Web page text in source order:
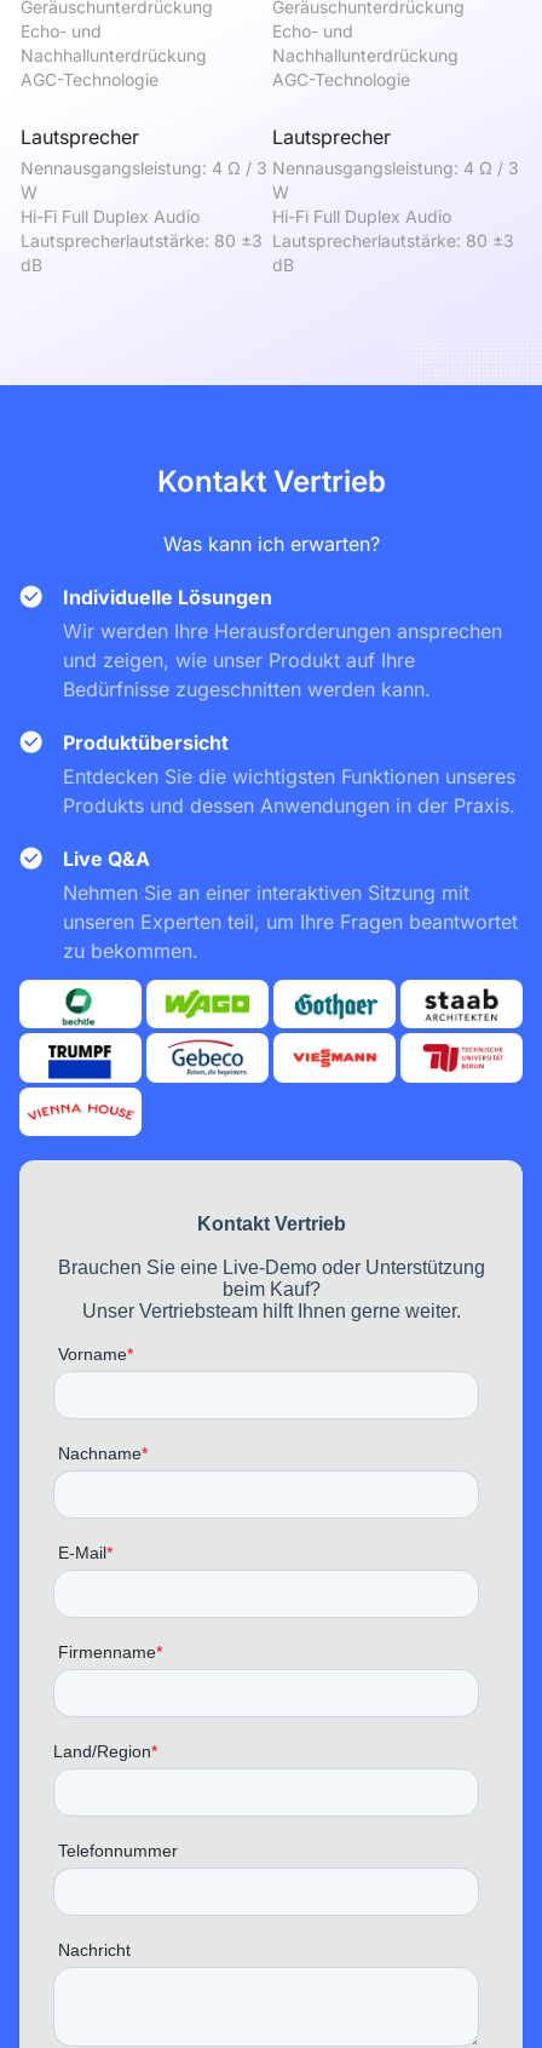
Geräuschunterdrückung
Echo- und
Nachhallunterdrückung
AGC-Technologie
Geräuschunterdrückung
Echo- und
Nachhallunterdrückung
AGC-Technologie
Lautsprecher
Nennausgangsleistung: 4 Ω / 3
W
Hi-Fi Full Duplex Audio
Lautsprecherlautstärke: 80 ±3
dB
Lautsprecher
Nennausgangsleistung: 4 Ω / 3
W
Hi-Fi Full Duplex Audio
Lautsprecherlautstärke: 80 ±3
dB
Kontakt Vertrieb
Was kann ich erwarten?
Individuelle Lösungen
Wir werden Ihre Herausforderungen ansprechen
und zeigen, wie unser Produkt auf Ihre
Bedürfnisse zugeschnitten werden kann.
Produktübersicht
Entdecken Sie die wichtigsten Funktionen unseres
Produkts und dessen Anwendungen in der Praxis.
Live Q&A
Nehmen Sie an einer interaktiven Sitzung mit
unseren Experten teil, um Ihre Fragen beantwortet
zu bekommen.